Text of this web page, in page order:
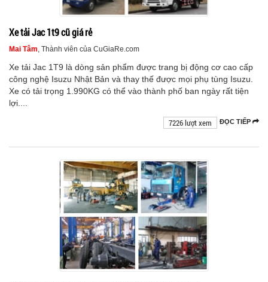
Xe tải Jac 1t9 cũ giá rẻ
Mai Tâm, Thành viên của CuGiaRe.com
Xe tải Jac 1T9 là dòng sản phẩm được trang bị động cơ cao cấp
công nghệ Isuzu Nhật Bản và thay thế được mọi phụ tùng Isuzu.
Xe có tải trọng 1.990KG có thể vào thành phố ban ngày rất tiện
lợi....
ĐỌC TIẾP
7226 lượt xem